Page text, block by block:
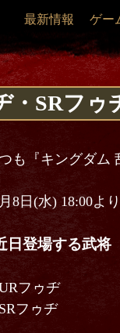
最新情報 ゲー
・SRフゥ
も『キングダム
8日(水) 18:00よ
日登場する武将
URフゥヂ
フゥヂ